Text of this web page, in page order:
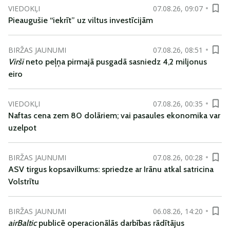
VIEDOKĻI
07.08.26, 09:07
Pieaugušie “iekrīt” uz viltus investīcijām
BIRŽAS JAUNUMI
07.08.26, 08:51
Viršineto peļņa pirmajā pusgadā sasniedz 4,2 miljonus
eiro
VIEDOKĻI
07.08.26, 00:35
Naftas cena zem 80 dolāriem; vai pasaules ekonomika var
uzelpot
BIRŽAS JAUNUMI
07.08.26, 00:28
ASV tirgus kopsavilkums: spriedze ar Irānu atkal satricina
Volstrītu
BIRŽAS JAUNUMI
06.08.26, 14:20
airBalticpublicē operacionālās darbības rādītājus